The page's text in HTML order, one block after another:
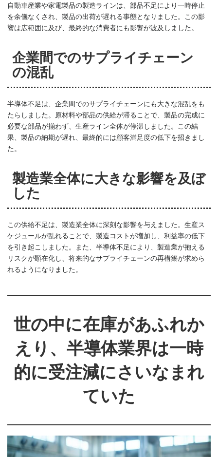
自動車産業や家電製品の製造ラインは、部品不足により一時停止
を余儀なくされ、製品の出荷が遅れる事態となりました。この影
響は広範囲に及び、最終的な消費者にも影響が波及しました。
企業間でのサプライチェーン
の混乱
半導体不足は、企業間でのサプライチェーンにも大きな混乱をも
たらしました。原材料や部品の供給が滞ることで、製品の完成に
必要な部品が揃わず、生産ライン全体が停滞しました。この結
果、製品の納期が遅れ、最終的には顧客満足度の低下を招きまし
た。
製造業全体に大きな影響を及ぼ
した
この供給不足は、製造業全体に深刻な影響を与えました。生産ス
ケジュールが乱れることで、製造コストが増加し、利益率の低下
を引き起こしました。また、半導体不足により、製造業が抱える
リスクが顕在化し、将来的なサプライチェーンの再構築が求めら
れるようになりました。
世の中に在庫があふれか
えり、半導体業界は一時
的に受注減にさいなまれ
ていた